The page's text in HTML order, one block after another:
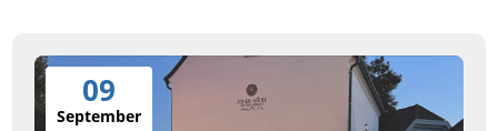
09
September